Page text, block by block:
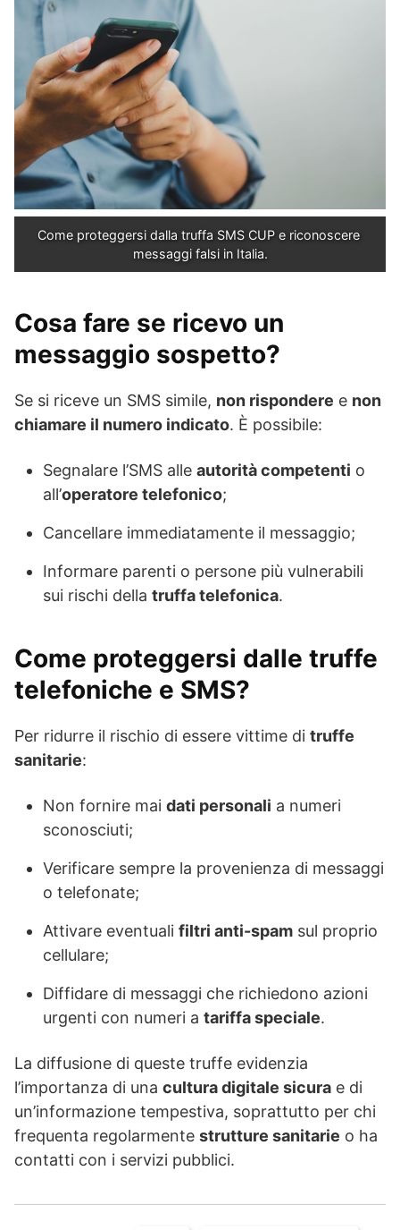
Come proteggersi dalla truffa SMS CUP e riconoscere
messaggi falsi in Italia.
Cosa fare se ricevo un
messaggio sospetto?
Se si riceve un SMS simile, non rispondere e non
chiamare il numero indicato. È possibile:
Segnalare l’SMS alle autorità competenti o
all’operatore telefonico;
Cancellare immediatamente il messaggio;
Informare parenti o persone più vulnerabili
sui rischi della truffa telefonica.
Come proteggersi dalle truffe
telefoniche e SMS?
Per ridurre il rischio di essere vittime di truffe
sanitarie:
Non fornire mai dati personali a numeri
sconosciuti;
Verificare sempre la provenienza di messaggi
o telefonate;
Attivare eventuali filtri anti-spam sul proprio
cellulare;
Diffidare di messaggi che richiedono azioni
urgenti con numeri a tariffa speciale.
La diffusione di queste truffe evidenzia
l’importanza di una cultura digitale sicura e di
un’informazione tempestiva, soprattutto per chi
frequenta regolarmente strutture sanitarie o ha
contatti con i servizi pubblici.